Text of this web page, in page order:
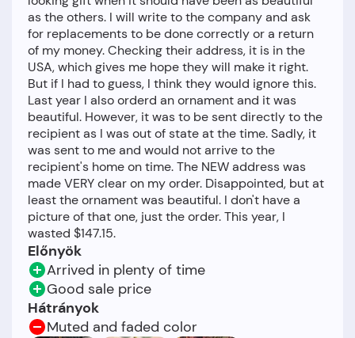
as the others. I will write to the company and ask
for replacements to be done correctly or a return
of my money. Checking their address, it is in the
USA, which gives me hope they will make it right.
But if I had to guess, I think they would ignore this.
Last year I also orderd an ornament and it was
beautiful. However, it was to be sent directly to the
recipient as I was out of state at the time. Sadly, it
was sent to me and would not arrive to the
recipient's home on time. The NEW address was
made VERY clear on my order. Disappointed, but at
least the ornament was beautiful. I don't have a
picture of that one, just the order. This year, I
Előnyök
Arrived in plenty of time
Good sale price
Hátrányok
Muted and faded color